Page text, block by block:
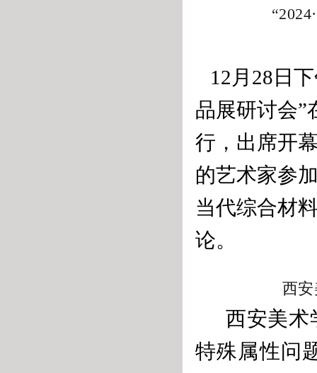
12月28日
品展研讨会”
行，出席开
的艺术家参
当代综合材
论。
西
西安美术
特殊属性问